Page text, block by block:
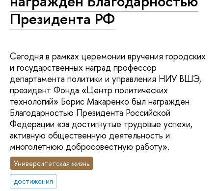
Президента РФ
Сегодня в рамках церемонии вручения городских
и государственных наград профессор
департамента политики и управления НИУ ВШЭ,
президент Фонда «Центр политических
технологий» Борис Макаренко был награжден
Благодарностью Президента Российской
Федерации «за достигнутые трудовые успехи,
активную общественную деятельность и
многолетнюю добросовестную работу».
Университетская жизнь
достижения